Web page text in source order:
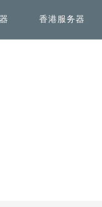
香港服务器